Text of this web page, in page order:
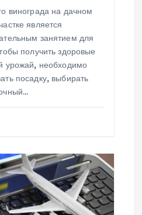
винограда на дачном
является
занятием для
получить здоровые
урожай, необходимо
посадку, выбирать